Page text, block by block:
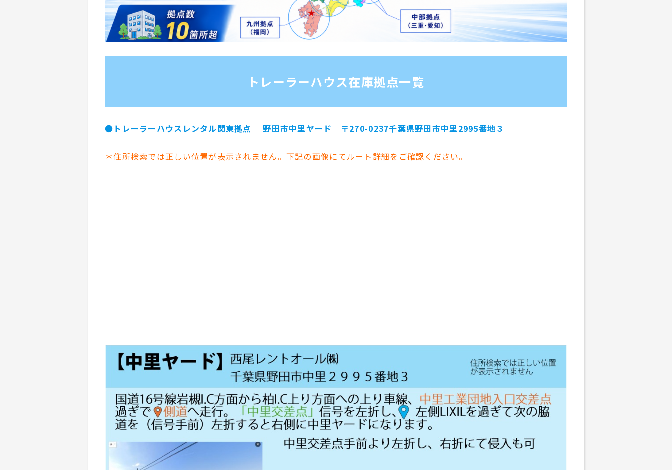
RA東京スタジオ
Others
トレーラーハウス在庫拠点一覧
● トレーラーハウスレンタル関東拠点 野田市中里ヤード 〒270-0237千葉県野田市中里2995番地３
＊住所検索では正しい位置が表示されません。下記の画像にてルート詳細をご確認ください。